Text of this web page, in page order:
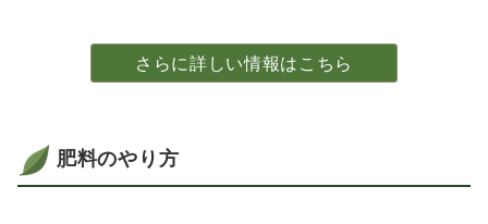
さらに詳しい情報はこちら
肥料のやり方